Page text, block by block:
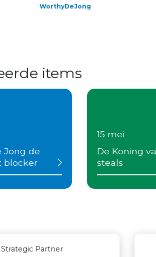
WorthyDeJong
items
Jong de
blocker
15 mei
De Koning
steals
Partners GOLD